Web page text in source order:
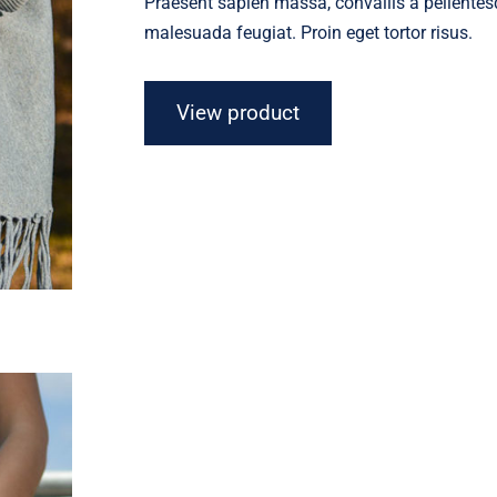
malesuada feugiat. Proin eget tortor risus.
View product